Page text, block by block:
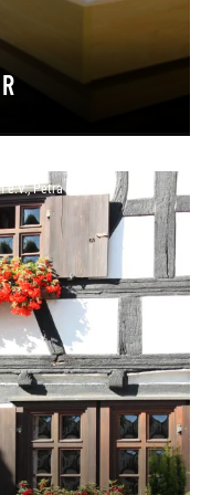
Petra Becker